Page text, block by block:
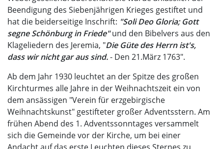
Beendigung des Siebenjährigen Krieges gestiftet und
hat die beiderseitige Inschrift: "Soli Deo Gloria; Gott
segne Schönburg in Friede"und den Bibelvers aus den
Klageliedern des Jeremia, "Die Güte des Herrn ist's,
dass wir nicht gar aus sind.- Den 21.März 1763".
Ab dem Jahr 1930 leuchtet an der Spitze des großen
Kirchturmes alle Jahre in der Weihnachtszeit ein von
dem ansässigen "Verein für erzgebirgische
Weihnachtskunst" gestifteter großer Adventsstern. Am
frühen Abend des 1. Adventssonntages versammelt
sich die Gemeinde vor der Kirche, um bei einer